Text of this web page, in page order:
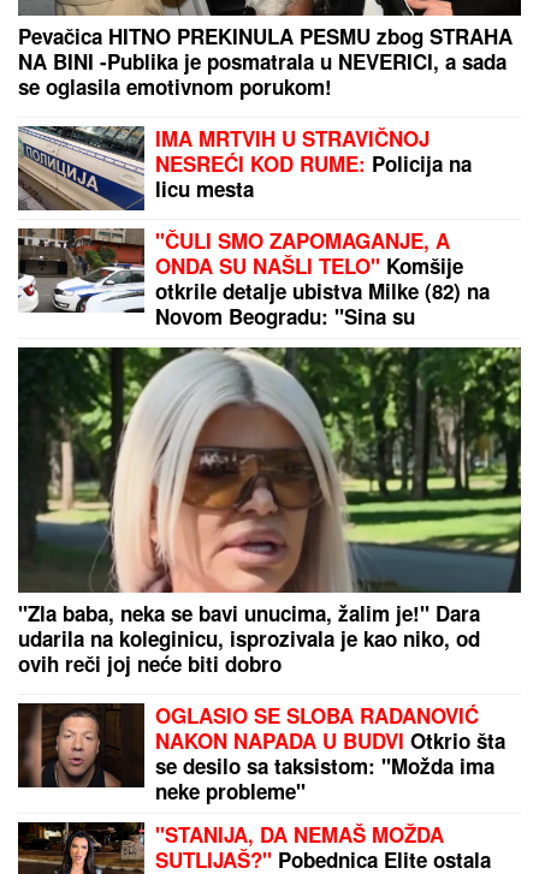
Pevačica HITNO PREKINULA PESMU zbog STRAHA
NA BINI -Publika je posmatrala u NEVERICI, a sada
se oglasila emotivnom porukom!
IMA MRTVIH U STRAVIČNOJ
NESREĆI KOD RUME: Policija na
licu mesta
"ČULI SMO ZAPOMAGANJE, A
ONDA SU NAŠLI TELO" Komšije
otkrile detalje ubistva Milke (82) na
Novom Beogradu: "Sina su
izbegavali..."
"Zla baba, neka se bavi unucima, žalim je!" Dara
udarila na koleginicu, isprozivala je kao niko, od
ovih reči joj neće biti dobro
OGLASIO SE SLOBA RADANOVIĆ
NAKON NAPADA U BUDVI Otkrio šta
se desilo sa taksistom: "Možda ima
neke probleme"
"STANIJA, DA NEMAŠ MOŽDA
SUTLIJAŠ?" Pobednica Elite ostala